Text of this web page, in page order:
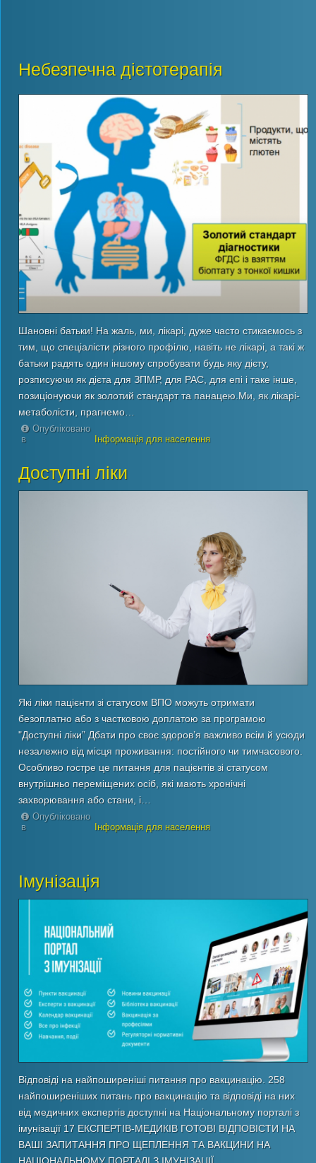
Небезпечна дієтотерапія
Шановні батьки! На жаль, ми, лікарі, дуже часто стикаємось з
тим, що спеціалісти різного профілю, навіть не лікарі, а такі ж
батьки радять один іншому спробувати будь яку дієту,
розписуючи як дієта для ЗПМР, для РАС, для епі і таке інше,
позиціонуючи як золотий стандарт та панацею.Ми, як лікарі-
метаболісти, прагнемо…
Опубліковано
в
Інформація для населення
Доступні ліки
Які ліки пацієнти зі статусом ВПО можуть отримати
безоплатно або з частковою доплатою за програмою
"Доступні ліки” Дбати про своє здоров’я важливо всім й усюди
незалежно від місця проживання: постійного чи тимчасового.
Особливо гостре це питання для пацієнтів зі статусом
внутрішньо переміщених осіб, які мають хронічні
захворювання або стани, і…
Опубліковано
в
Інформація для населення
Імунізація
Відповіді на найпоширеніші питання про вакцинацію. 258
найпоширеніших питань про вакцинацію та відповіді на них
від медичних експертів доступні на Національному порталі з
імунізації 17 ЕКСПЕРТІВ-МЕДИКІВ ГОТОВІ ВІДПОВІСТИ НА
ВАШІ ЗАПИТАННЯ ПРО ЩЕПЛЕННЯ ТА ВАКЦИНИ НА